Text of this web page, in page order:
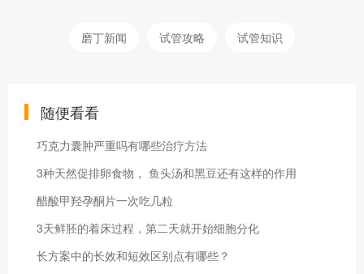
磨丁新闻 试管攻略 试管知识
随便看看
巧克力囊肿严重吗有哪些治疗方法
3种天然促排卵食物， 鱼头汤和黑豆还有这样的作用
醋酸甲羟孕酮片一次吃几粒
3天鲜胚的着床过程，第二天就开始细胞分化
长方案中的长效和短效区别点有哪些？